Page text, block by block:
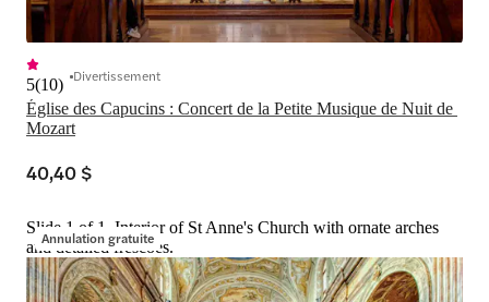
Église des Capucins : Concert de la Petite Musique de Nuit de
Mozart
5(10) Divertissement
40,40 $
Annulation gratuite
Slide 1 of 1, Interior of St Anne's Church with ornate arches
and detailed frescoes.